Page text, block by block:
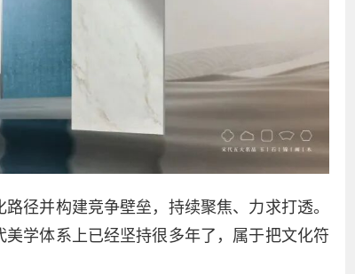
径并构建竞争壁垒，持续聚焦、力求打透。
学体系上已经坚持很多年了，属于把文化符